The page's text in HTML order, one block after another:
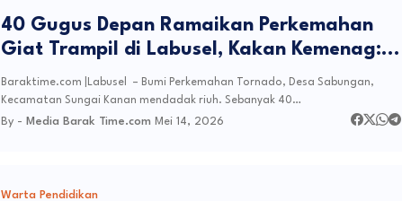
40 Gugus Depan Ramaikan Perkemahan
Giat Trampil di Labusel, Kakan Kemenag:
Momentum Bentuk Karakter Tangguh
Baraktime.com |Labusel – Bumi Perkemahan Tornado, Desa Sabungan,
Kecamatan Sungai Kanan mendadak riuh. Sebanyak 40…
By - Media Barak Time.com Mei 14, 2026
Warta Pendidikan